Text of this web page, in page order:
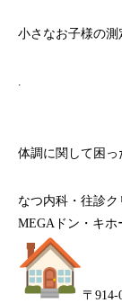
小さなお子様の測
.
体調に関して困
なつ内科・往診ク
MEGAドン・キ
〒